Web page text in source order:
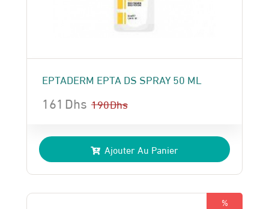
EPTADERM EPTA DS SPRAY 50 ML
190Dhs
prix
initial
était :
190 Dhs.
161Dhs
prix
actuel
est :
161 Dhs.
Ajouter Au Panier
%